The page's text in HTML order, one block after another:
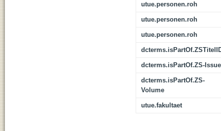
utue.personen.roh
utue.personen.roh
utue.personen.roh
dcterms.isPartOf.ZS-Issue
dcterms.isPartOf.ZS-
Volume
utue.fakultaet